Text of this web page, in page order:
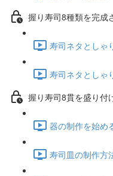
握り寿司8種類を完成
寿司ネタとしゃ
寿司ネタとしゃ
握り寿司8貫を盛り付
器の制作を始め
寿司皿の制作方